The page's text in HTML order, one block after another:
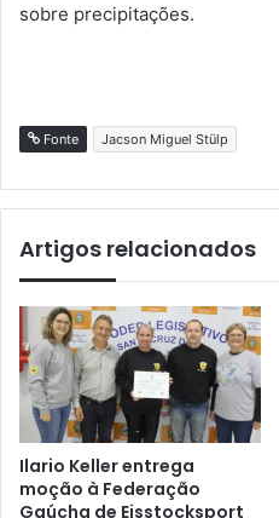
sobre precipitações.
Fonte Jacson Miguel Stülp
Artigos relacionados
Ilario Keller entrega
moção à Federação
Gaúcha de Eisstocksport